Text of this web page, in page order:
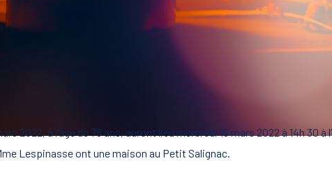
2022, à l’âge de 78 ans, auront lieu mercredi 16 mars 2022 à 14h 30 à
Lespinasse ont une maison au Petit Salignac.